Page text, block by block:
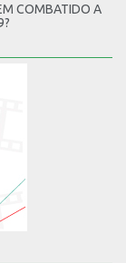
COMBATIDO A